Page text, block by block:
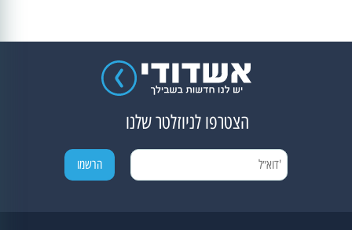
הצטרפו לניוזלטר שלנו